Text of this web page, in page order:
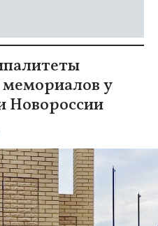
мемориалов у
Новороссии